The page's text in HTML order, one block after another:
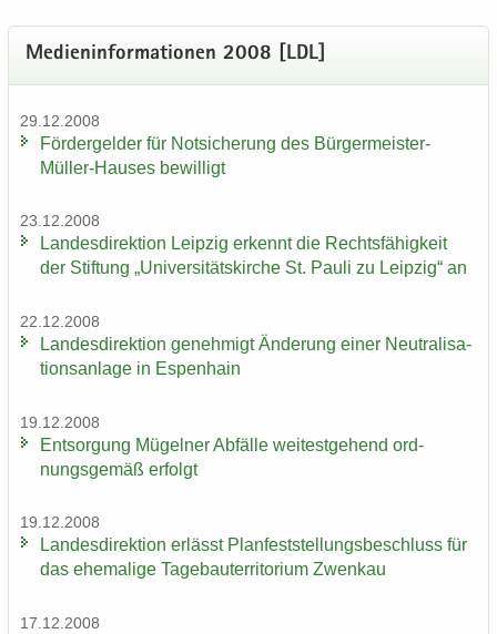
Me­di­en­in­for­ma­tio­nen 2008 [LDL]
29.12.2008
För­der­gel­der für Not­si­che­rung des Bürgermeister-​
Müller-Hauses be­wil­ligt
23.12.2008
Lan­des­di­rek­ti­on Leip­zig er­kennt die Rechts­fä­hig­keit
der Stif­tung „Uni­ver­si­täts­kir­che St. Pauli zu Leip­zig“ an
22.12.2008
Lan­des­di­rek­ti­on ge­neh­migt Än­de­rung einer Neu­tra­li­sa­
ti­ons­an­la­ge in Es­pen­hain
19.12.2008
Ent­sor­gung Mü­gel­ner Ab­fäl­le wei­test­ge­hend ord­
nungs­ge­mäß er­folgt
19.12.2008
Lan­des­di­rek­ti­on er­lässt Plan­fest­stel­lungs­be­schluss für
das ehe­ma­li­ge Ta­ge­bau­ter­ri­to­ri­um Zwenkau
17.12.2008